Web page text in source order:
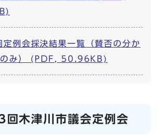
定例会採決結果一覧（賛否の分か
のみ） (PDF, 50.96KB)
回木津川市議会定例会